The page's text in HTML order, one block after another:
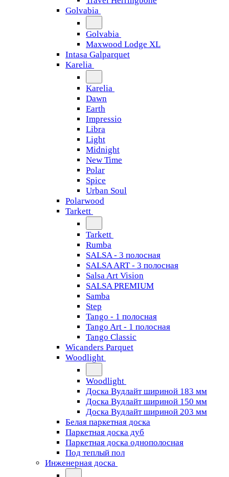
Golvabia
Golvabia
Maxwood Lodge XL
Intasa Galparquet
Karelia
Karelia
Dawn
Earth
Impressio
Libra
Light
Midnight
New Time
Polar
Spice
Urban Soul
Polarwood
Tarkett
Tarkett
Rumba
SALSA - 3 полосная
SALSA ART - 3 полосная
Salsa Art Vision
SALSA PREMIUM
Samba
Step
Tango - 1 полосная
Tango Art - 1 полосная
Tango Classiс
Wicanders Parquet
Woodlight
Woodlight
Доска Вудлайт шириной 183 мм
Доска Вудлайт шириной 150 мм
Доска Вудлайт шириной 203 мм
Белая паркетная доска
Паркетная доска дуб
Паркетная доска однополосная
Под теплый пол
Инженерная доска